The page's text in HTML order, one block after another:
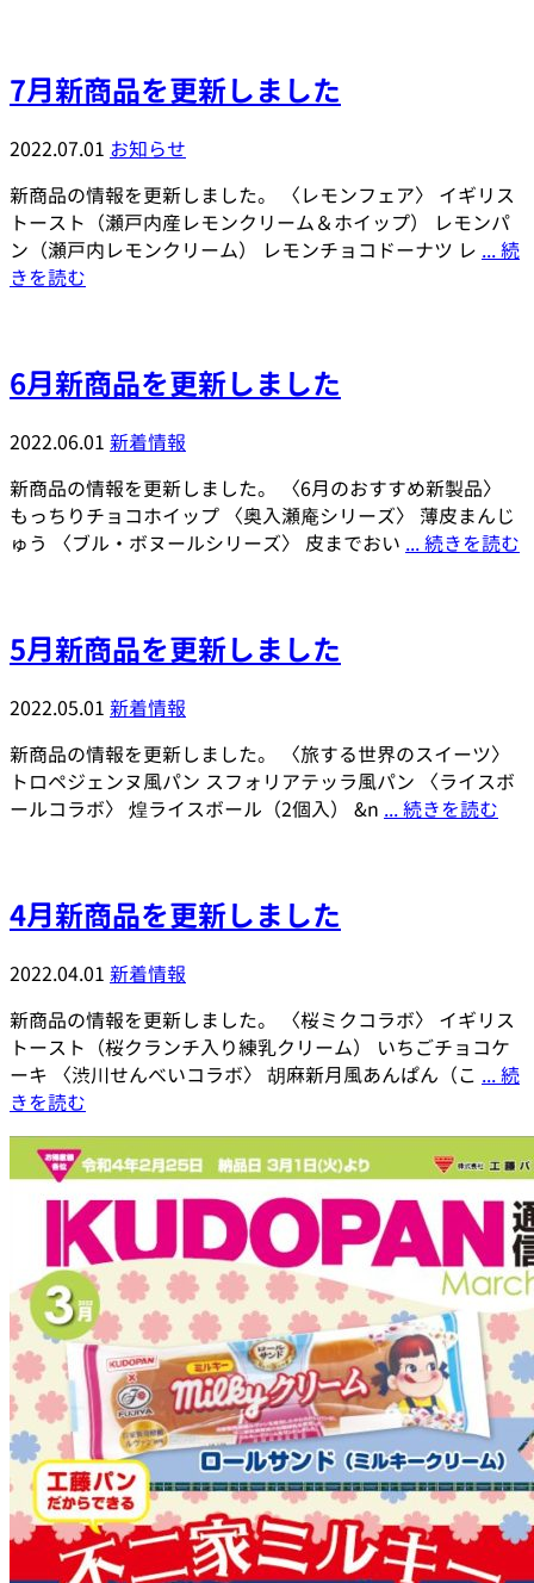
7月新商品を更新しました
2022.07.01 お知らせ
新商品の情報を更新しました。 〈レモンフェア〉 イギリス
トースト（瀬戸内産レモンクリーム＆ホイップ） レモンパ
ン（瀬戸内レモンクリーム） レモンチョコドーナツ レ ... 続
きを読む
6月新商品を更新しました
2022.06.01 新着情報
新商品の情報を更新しました。 〈6月のおすすめ新製品〉
もっちりチョコホイップ 〈奥入瀬庵シリーズ〉 薄皮まんじ
ゅう 〈ブル・ボヌールシリーズ〉 皮までおい ... 続きを読む
5月新商品を更新しました
2022.05.01 新着情報
新商品の情報を更新しました。 〈旅する世界のスイーツ〉
トロペジェンヌ風パン スフォリアテッラ風パン 〈ライスボ
ールコラボ〉 煌ライスボール（2個入） &n ... 続きを読む
4月新商品を更新しました
2022.04.01 新着情報
新商品の情報を更新しました。 〈桜ミクコラボ〉 イギリス
トースト（桜クランチ入り練乳クリーム） いちごチョコケ
ーキ 〈渋川せんべいコラボ〉 胡麻新月風あんぱん（こ ... 続
きを読む